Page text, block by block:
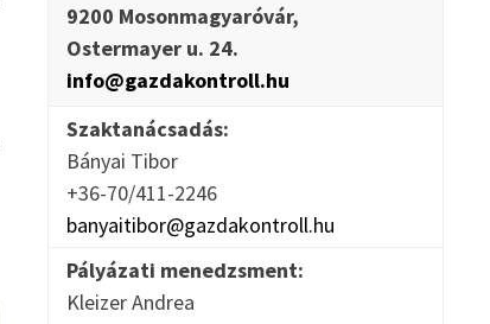
9200 Mosonmagyaróvár,
Ostermayer u. 24.
info@gazdakontroll.hu
Szaktanácsadás:
Bányai Tibor
+36-70/411-2246
banyaitibor@gazdakontroll.hu
Pályázati menedzsment:
Kleizer Andrea